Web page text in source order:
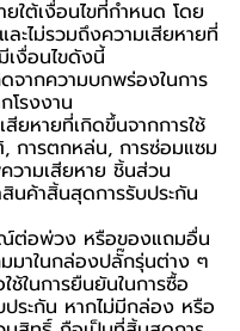
ต้เงื่อนไขที่กำหนด โดย
ะไม่รวมถึงความเสียหายที่
เงื่อนไขดังนี้
จากความบกพร่องในการ
โรงงาน
ยหายที่เกิดขึ้นจากการใช้
การตกหล่น, การซ่อมแซม
ามเสียหาย ชิ้นส่วน
ค้าสิ้นสุดการรับประกัน
ต่อพ่วง หรือของแถมอื่น
มาในกล่องปลั๊กรุ่นต่าง ๆ
ในการยืนยันในการซื้อ
ระกัน หากไม่มีกล่อง หรือ